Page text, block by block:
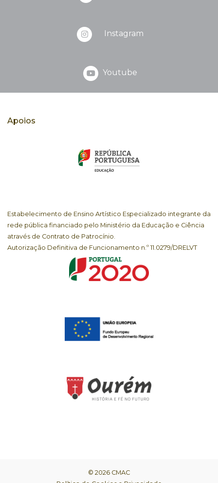
Instagram
Youtube
Apoios
Estabelecimento de Ensino Artístico Especializado integrante da
rede pública financiado pelo Ministério da Educação e Ciência
através de Contrato de Patrocínio.
Autorização Definitiva de Funcionamento n.º 11.0279/DRELVT
© 2026 CMAC